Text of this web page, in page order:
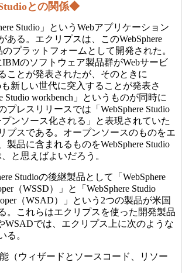
との関係◆
Studio」というWebアプリケーション
ある。エクリプスは、このWebSphere
のプラットフォームとして開発された。
IBMのソフトウェア製品群がWebサービ
ことが発表されたが、そのときに
も新しい世代に突入することが発表さ
Studio workbench」というものが同時に
プレスリリースでは「WebSphere Studio
プンソース化される」と表現されていた
プスである。オープンソースのものをエ
製品に含まれるものをWebSphere Studio
と思えばよいだろう。
Studioの後継製品として「WebSphere
（WSSD）」と「WebSphere Studio
（WSAD）」という2つの製品が米国
。これらはエクリプスを使った開発製品
WSADでは、エクリプス上に次のような
る。
（ウィザードとソースコード、リソー